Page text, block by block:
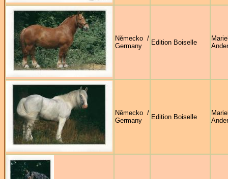
Německo /
Germany
Edition Boiselle
Německo /
Germany
Edition Boiselle